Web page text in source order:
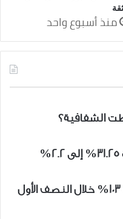
منذ أسبوع واحد
الشفافية؟
إيرادات “راسيات القابضة” نمت 103% خلال النصف الأول